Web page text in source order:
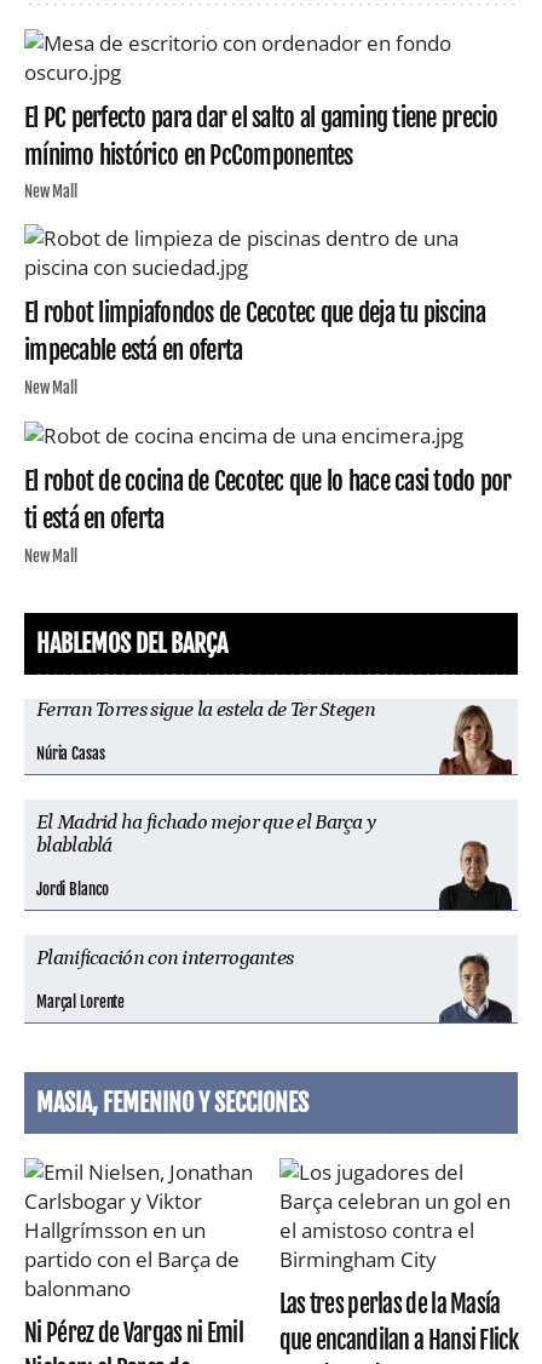
El PC perfecto para dar el salto al gaming tiene precio
mínimo histórico en PcComponentes
New Mall
El robot limpiafondos de Cecotec que deja tu piscina
impecable está en oferta
New Mall
El robot de cocina de Cecotec que lo hace casi todo por
ti está en oferta
New Mall
HABLEMOS DEL BARÇA
Ferran Torres sigue la estela de Ter Stegen
Núria Casas
El Madrid ha fichado mejor que el Barça y
blablablá
Jordi Blanco
Planificación con interrogantes
Marçal Lorente
MASIA, FEMENINO Y SECCIONES
Ni Pérez de Vargas ni Emil
Las tres perlas de la Masía
que encandilan a Hansi Flick